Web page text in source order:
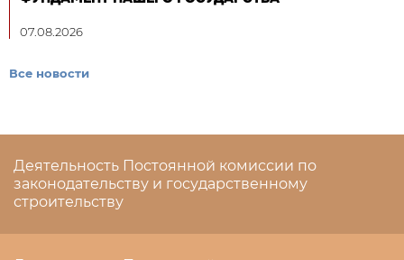
07.08.2026
Все новости
Деятельность Постоянной комиссии по
законодательству и государственному
строительству